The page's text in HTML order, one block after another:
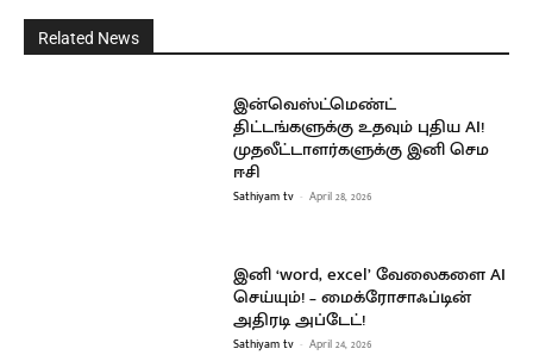
Related News
இன்வெஸ்ட்மெண்ட்
திட்டங்களுக்கு உதவும் புதிய AI!
முதலீட்டாளர்களுக்கு இனி செம
ஈசி
Sathiyam tv - April 28, 2026
இனி ‘word, excel’ வேலைகளை AI
செய்யும்! – மைக்ரோசாஃப்டின்
அதிரடி அப்டேட்!
Sathiyam tv - April 24, 2026